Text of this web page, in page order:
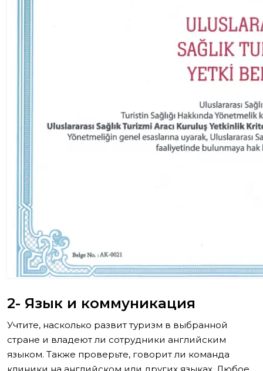
2- Язык и коммуникация
Учтите, насколько развит туризм в выбранной
стране и владеют ли сотрудники английским
языком. Также проверьте, говорит ли команда